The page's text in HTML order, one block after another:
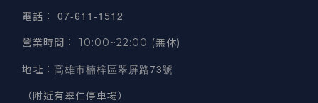
電話 ： 07-611-1512
營業時間 ： 10:00~22:00 (無休)
地址 ： 高雄市楠梓區翠屏路73號
（附近有翠仁停車場）